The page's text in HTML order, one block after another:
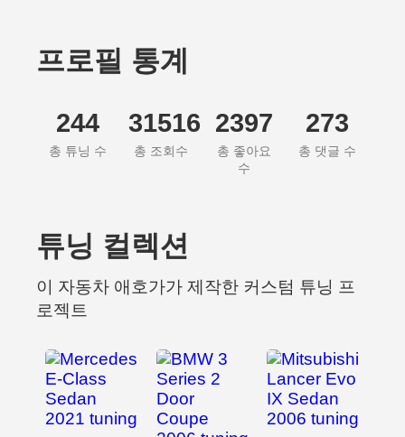
프로필 통계
244
총 튜닝 수
31516
총 조회수
2397
총 좋아요
수
273
총 댓글 수
튜닝 컬렉션
이 자동차 애호가가 제작한 커스텀 튜닝 프
로젝트